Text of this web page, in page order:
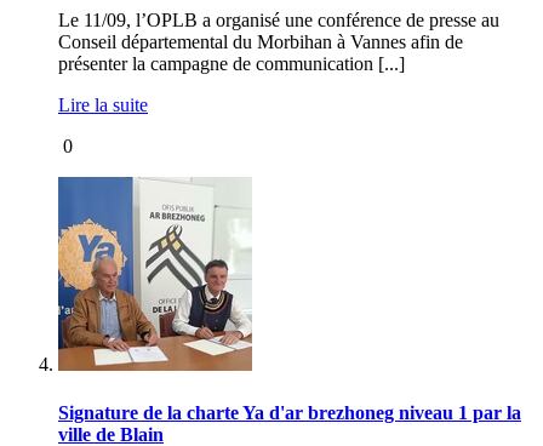
Le 11/09, l’OPLB a organisé une conférence de presse au
Conseil départemental du Morbihan à Vannes afin de
présenter la campagne de communication [...]
Lire la suite
0
Signature de la charte Ya d'ar brezhoneg niveau 1 par la
ville de Blain